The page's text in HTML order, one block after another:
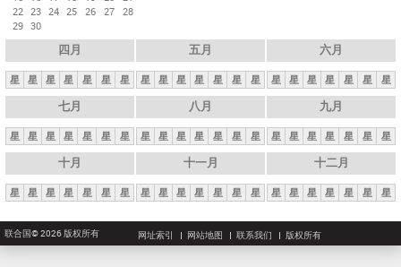
22 23 24 25 26 27 28
29 30
四月
星 星 星 星 星 星 星
五月
星 星 星 星 星 星 星
六月
星 星 星 星 星 星 星
七月
星 星 星 星 星 星 星
八月
星 星 星 星 星 星 星
九月
星 星 星 星 星 星 星
十月
星 星 星 星 星 星 星
十一月
星 星 星 星 星 星 星
十二月
星 星 星 星 星 星 星
联合国© 2026 版权所有 网址索引 网站地图 联系我们 版权所有